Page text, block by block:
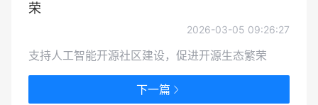
荣
2026-03-05 09:26:27
支持人工智能开源社区建设，促进开源生态繁荣
下一篇